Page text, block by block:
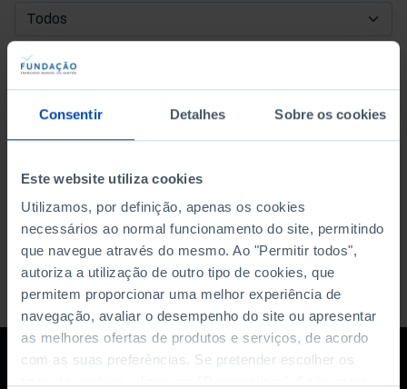
Consentir Detalhes Sobre os cookies
Este website utiliza cookies
Utilizamos, por definição, apenas os cookies
necessários ao normal funcionamento do site, permitindo
que navegue através do mesmo. Ao "Permitir todos",
autoriza a utilização de outro tipo de cookies, que
permitem proporcionar uma melhor experiência de
navegação, avaliar o desempenho do site ou apresentar
as melhores ofertas de produtos e serviços, de acordo
com as suas preferências. Se pretender escolher os
DATA DE INÍCIO
DATA DE FIM